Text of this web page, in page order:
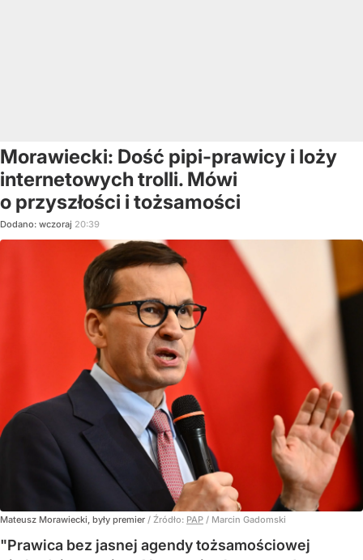
Morawiecki: Dość pipi-prawicy i loży
internetowych trolli. Mówi
o przyszłości i tożsamości
Dodano: wczoraj 20:39
Mateusz Morawiecki, były premier / Źródło: PAP / Marcin Gadomski
"Prawica bez jasnej agendy tożsamościowej